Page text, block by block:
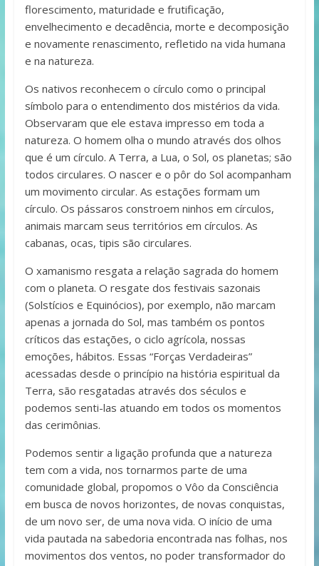
florescimento, maturidade e frutificação,
envelhecimento e decadência, morte e decomposição
e novamente renascimento, refletido na vida humana
e na natureza.
Os nativos reconhecem o círculo como o principal
símbolo para o entendimento dos mistérios da vida.
Observaram que ele estava impresso em toda a
natureza. O homem olha o mundo através dos olhos
que é um círculo. A Terra, a Lua, o Sol, os planetas; são
todos circulares. O nascer e o pôr do Sol acompanham
um movimento circular. As estações formam um
círculo. Os pássaros constroem ninhos em círculos,
animais marcam seus territórios em círculos. As
cabanas, ocas, tipis são circulares.
O xamanismo resgata a relação sagrada do homem
com o planeta. O resgate dos festivais sazonais
(Solstícios e Equinócios), por exemplo, não marcam
apenas a jornada do Sol, mas também os pontos
críticos das estações, o ciclo agrícola, nossas
emoções, hábitos. Essas “Forças Verdadeiras”
acessadas desde o princípio na história espiritual da
Terra, são resgatadas através dos séculos e
podemos senti-las atuando em todos os momentos
das cerimônias.
Podemos sentir a ligação profunda que a natureza
tem com a vida, nos tornarmos parte de uma
comunidade global, propomos o Vôo da Consciência
em busca de novos horizontes, de novas conquistas,
de um novo ser, de uma nova vida. O início de uma
vida pautada na sabedoria encontrada nas folhas, nos
movimentos dos ventos, no poder transformador do